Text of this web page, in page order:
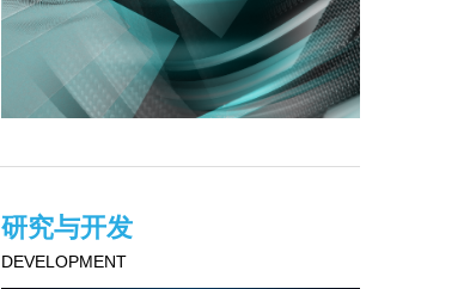
研究与开发
DEVELOPMENT